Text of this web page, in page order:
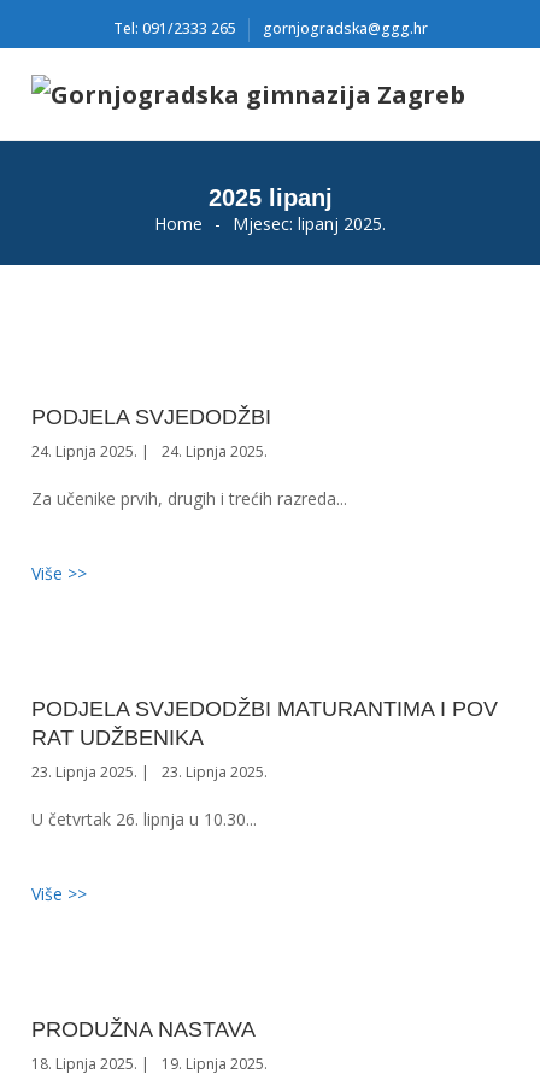
Tel: 091/2333 265 gornjogradska@ggg.hr
2025 lipanj
Home - Mjesec: lipanj 2025.
PODJELA SVJEDODŽBI
24. Lipnja 2025. 24. Lipnja 2025.
Za učenike prvih, drugih i trećih razreda...
Više >>
PODJELA SVJEDODŽBI MATURANTIMA I POV
RAT UDŽBENIKA
23. Lipnja 2025. 23. Lipnja 2025.
U četvrtak 26. lipnja u 10.30...
Više >>
PRODUŽNA NASTAVA
18. Lipnja 2025. 19. Lipnja 2025.